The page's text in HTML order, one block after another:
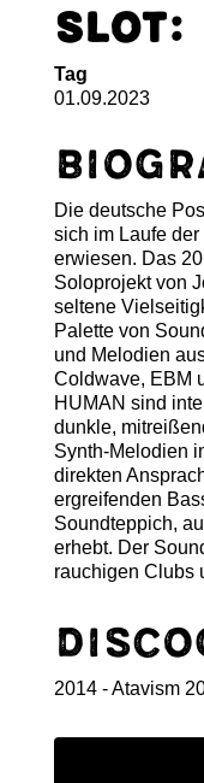
Slot:
Tag
01.09.2023
Die deutsche
sich im Laufe
erwiesen. Das
Soloprojekt von
seltene
Palette von
und Melodien
Coldwave, EBM
HUMAN sind
dunkle,
Synth-Melodien
direkten
ergreifenden
Soundteppich,
erhebt. Der
rauchigen Clubs
2014 - Atavism